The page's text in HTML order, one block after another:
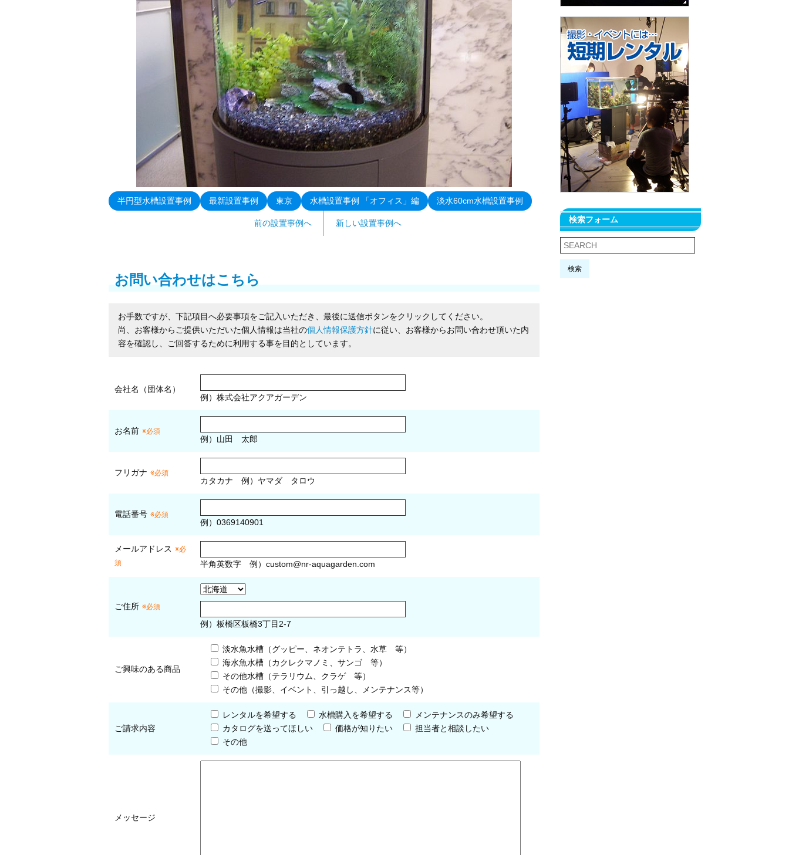
半円型水槽設置事例 最新設置事例 東京 水槽設置事例 「オフィス」編 淡水60cm水槽設置事例
前の設置事例へ 新しい設置事例へ
お問い合わせはこちら
お手数ですが、下記項目へ必要事項をご記入いただき、最後に送信ボタンをクリックしてください。
尚、お客様からご提供いただいた個人情報は当社の個人情報保護方針に従い、お客様からお問い合わせ頂いた内
容を確認し、ご回答するために利用する事を目的としています。
会社名（団体名）
例）株式会社アクアガーデン
お名前 ※必須
例）山田 太郎
フリガナ ※必須
カタカナ 例）ヤマダ タロウ
電話番号 ※必須
例）0369140901
メールアドレス ※必
須
半角英数字 例） custom@nr-aquagarden.com
ご住所 ※必須
例）板橋区板橋3丁目2-7
ご興味のある商品
淡水魚水槽（グッピー、ネオンテトラ、水草 等）
海水魚水槽（カクレクマノミ、サンゴ 等）
その他水槽（テラリウム、クラゲ 等）
その他（撮影、イベント、引っ越し、メンテナンス等）
ご請求内容
レンタルを希望する 水槽購入を希望する
メンテナンスのみ希望する
カタログを送ってほしい
価格が知りたい
担当者と相談したい
その他
メッセージ
検索フォーム
検索